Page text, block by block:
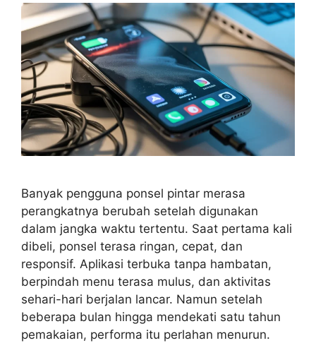
Banyak pengguna ponsel pintar merasa
perangkatnya berubah setelah digunakan
dalam jangka waktu tertentu. Saat pertama kali
dibeli, ponsel terasa ringan, cepat, dan
responsif. Aplikasi terbuka tanpa hambatan,
berpindah menu terasa mulus, dan aktivitas
sehari-hari berjalan lancar. Namun setelah
beberapa bulan hingga mendekati satu tahun
pemakaian, performa itu perlahan menurun.